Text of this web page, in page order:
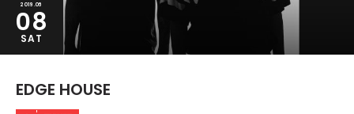
2019.06
08
SAT
EDGE HOUSE